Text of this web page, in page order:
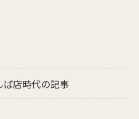
店時代の記事